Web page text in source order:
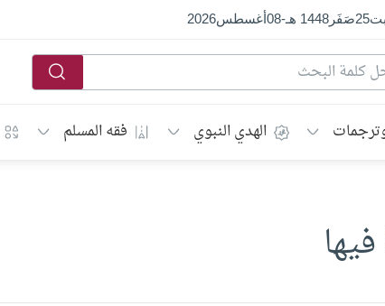
25صَفَر1448 هـ -
08أغسطس2026
الهدي النبوي فقه المسلم